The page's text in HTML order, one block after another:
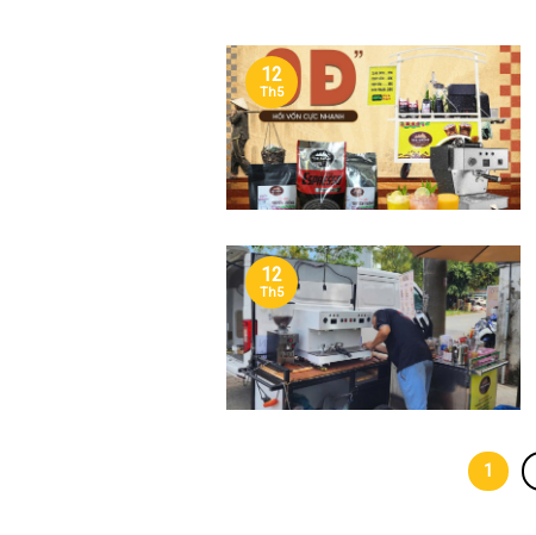
12
Th5
12
Th5
1